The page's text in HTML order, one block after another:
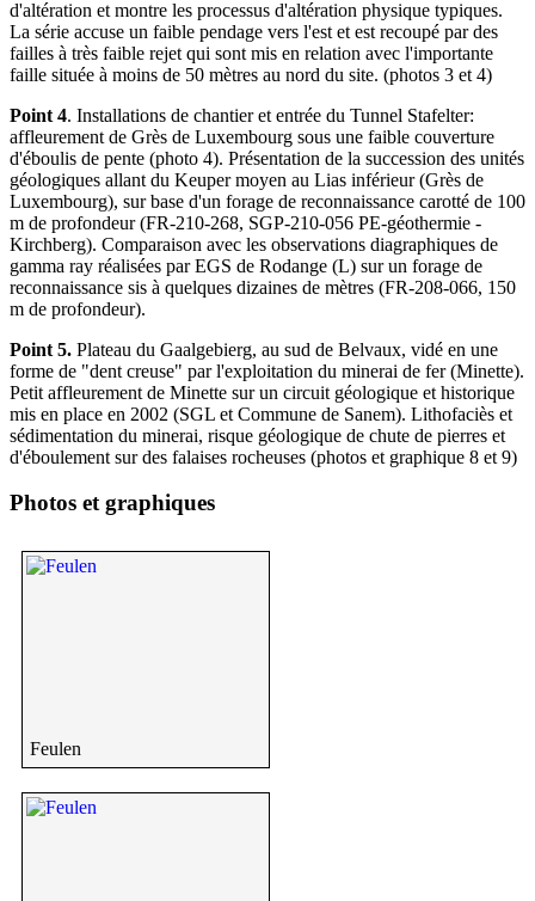
d'altération et montre les processus d'altération physique typiques.
La série accuse un faible pendage vers l'est et est recoupé par des
failles à très faible rejet qui sont mis en relation avec l'importante
faille située à moins de 50 mètres au nord du site. (photos 3 et 4)
Point 4. Installations de chantier et entrée du Tunnel Stafelter:
affleurement de Grès de Luxembourg sous une faible couverture
d'éboulis de pente (photo 4). Présentation de la succession des unités
géologiques allant du Keuper moyen au Lias inférieur (Grès de
Luxembourg), sur base d'un forage de reconnaissance carotté de 100
m de profondeur (FR-210-268, SGP-210-056 PE-géothermie -
Kirchberg). Comparaison avec les observations diagraphiques de
gamma ray réalisées par EGS de Rodange (L) sur un forage de
reconnaissance sis à quelques dizaines de mètres (FR-208-066, 150
m de profondeur).
Point 5. Plateau du Gaalgebierg, au sud de Belvaux, vidé en une
forme de "dent creuse" par l'exploitation du minerai de fer (Minette).
Petit affleurement de Minette sur un circuit géologique et historique
mis en place en 2002 (SGL et Commune de Sanem). Lithofaciès et
sédimentation du minerai, risque géologique de chute de pierres et
d'éboulement sur des falaises rocheuses (photos et graphique 8 et 9)
Photos et graphiques
Feulen